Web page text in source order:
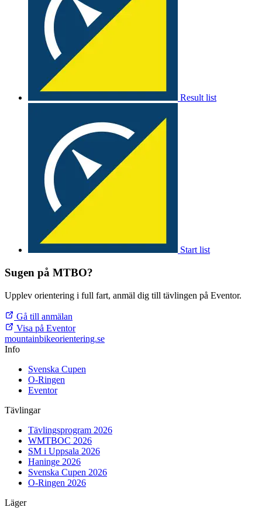
Result list
Start list
Sugen på MTBO?
Upplev orientering i full fart, anmäl dig till tävlingen på Eventor.
Gå till anmälan
Visa på Eventor
mountainbikeorientering.se
Info
Svenska Cupen
O-Ringen
Eventor
Tävlingar
Tävlingsprogram 2026
WMTBOC 2026
SM i Uppsala 2026
Haninge 2026
Svenska Cupen 2026
O-Ringen 2026
Läger